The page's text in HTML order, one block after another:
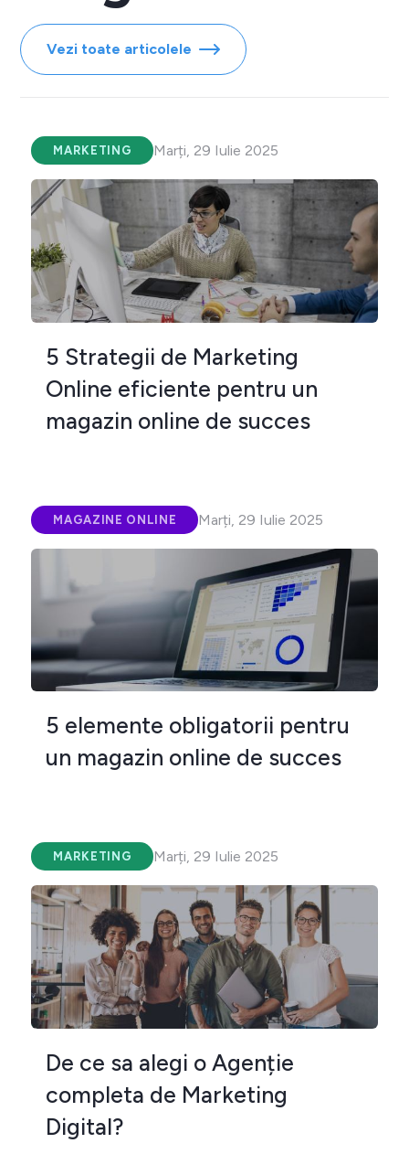
Vezi toate articolele
MARKETING Marți, 29 Iulie 2025
5 Strategii de Marketing
Online eficiente pentru un
magazin online de succes
MAGAZINE ONLINE Marți, 29 Iulie 2025
5 elemente obligatorii pentru
un magazin online de succes
MARKETING Marți, 29 Iulie 2025
De ce sa alegi o Agenție
completa de Marketing
Digital?